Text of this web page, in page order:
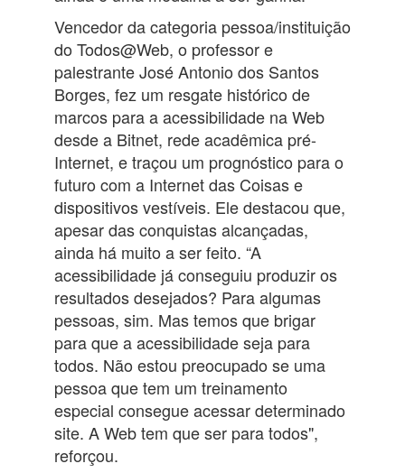
Vencedor da categoria pessoa/instituição
do Todos@Web, o professor e
palestrante José Antonio dos Santos
Borges, fez um resgate histórico de
marcos para a acessibilidade na Web
desde a Bitnet, rede acadêmica pré-
Internet, e traçou um prognóstico para o
futuro com a Internet das Coisas e
dispositivos vestíveis. Ele destacou que,
apesar das conquistas alcançadas,
ainda há muito a ser feito. “A
acessibilidade já conseguiu produzir os
resultados desejados? Para algumas
pessoas, sim. Mas temos que brigar
para que a acessibilidade seja para
todos. Não estou preocupado se uma
pessoa que tem um treinamento
especial consegue acessar determinado
site. A Web tem que ser para todos",
reforçou.